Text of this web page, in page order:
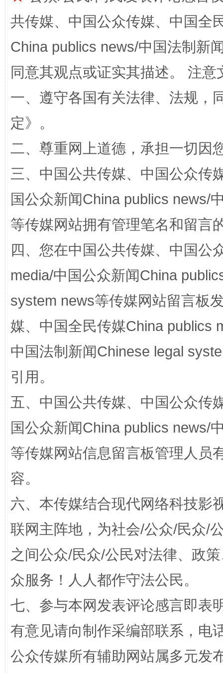
漫山遍野的桃花与雪山、麦地、白藏房
招工难、用工荒背后
网上购药对药下症？
共传媒、中国公众传媒、中国全
China publics news/中国法制新
同意其观点或证实其描述。 注
一、遵守各国有关法律、法规，
定》。
二、尊重网上道德，承担一切因
三、中国公共传媒、中国公众传
国公众新闻China publics news/
等传媒网站拥有管理笔名和留言
四、您在中国公共传媒、中国公
media/中国公众新闻China
system news等传媒网站留言板
媒、中国全民传媒China publics
中国法制新闻Chinese legal
引用。
五、中国公共传媒、中国公众传
国公众新闻China publics news/
等传媒网站信息留言板管理人员
容。
六、本传媒结合现代网络科技影
联网主阵地，为社会/公众/民众/
之间公众/民众/公民对法律、政
众服务！人人都作守法公民。
七、参与本网发表评论感言即表
有意见请向制作采编部联系，电
公众传媒所有辅助网站属多元发